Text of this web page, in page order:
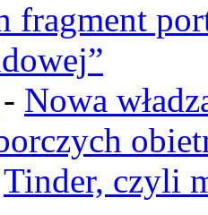
fragment
- Nowa
Tinder, czyli